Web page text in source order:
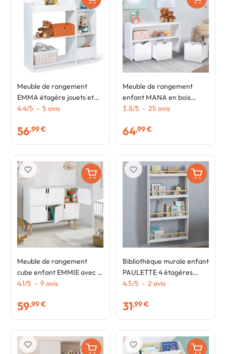
Meuble de rangement
EMMA étagère jouets et
bibliothèque enfant en bois
4.4/5 - 5 avis
56,99 €
Meuble de rangement
enfant MANA en bois
blanc 3 tiroirs cubes sur
3.8/5 - 25 avis
64,99 €
Meuble de rangement
cube enfant EMMIE avec 6
cases en bois blanc
4.1/5 - 9avis
59,99 €
favorite_border
Bibliothèque murale enfant
PAULETTE 4 étagères
blanc et bois
4.5/5 - 2 avis
31,99 €
favorite_border
favorite_border favorite_border